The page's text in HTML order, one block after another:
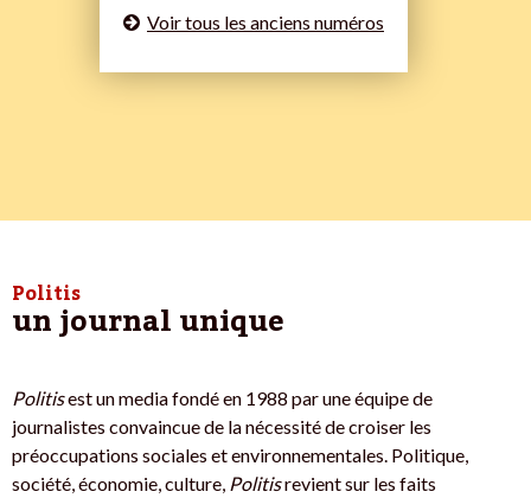
Voir tous les anciens numéros
Politis
un journal unique
Politisest un media fondé en 1988 par une équipe de
journalistes convaincue de la nécessité de croiser les
préoccupations sociales et environnementales. Politique,
société, économie, culture, Politisrevient sur les faits